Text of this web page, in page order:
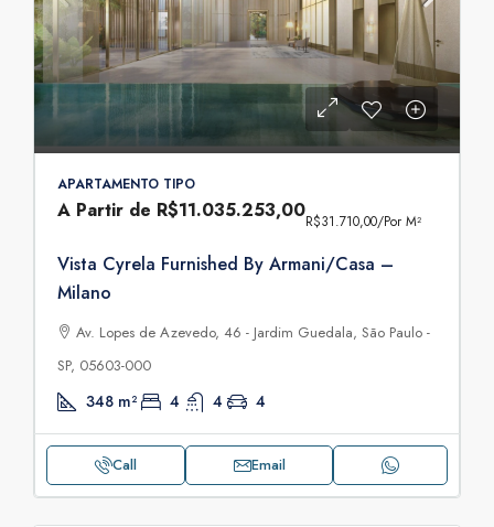
APARTAMENTO TIPO
A Partir de R$11.035.253,00R$31.710,00/Por M²
Vista Cyrela Furnished By Armani/Casa –
Milano
Av. Lopes de Azevedo, 46 - Jardim Guedala, São Paulo -
SP, 05603-000
348 m² 4 4 4
Call Email